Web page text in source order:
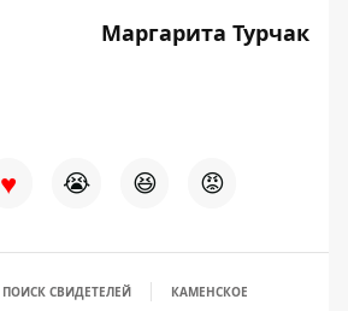
Маргарита Турчак
♥ 😭 😆 😡
ПОИСК СВИДЕТЕЛЕЙ КАМЕНСКОЕ